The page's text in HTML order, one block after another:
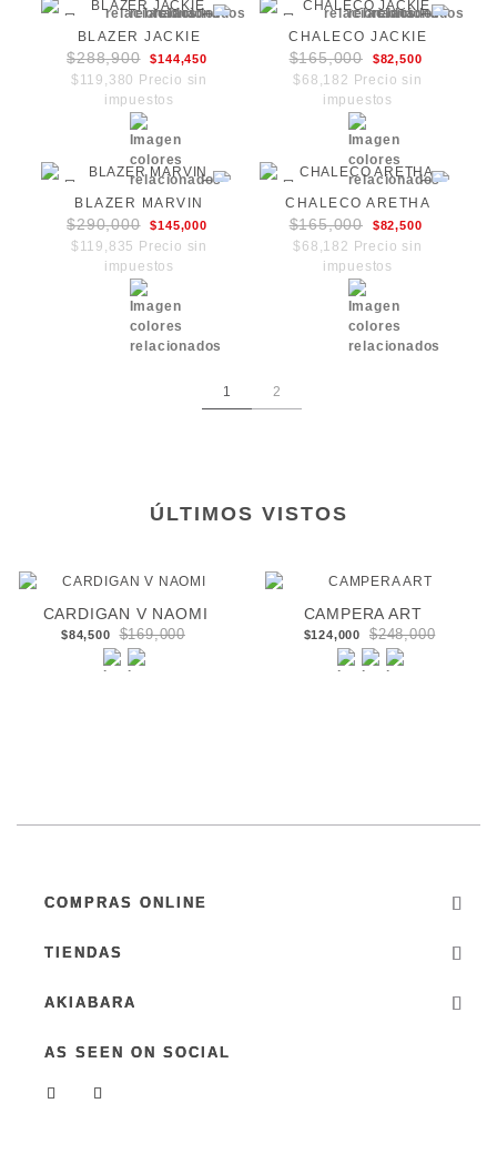
BLAZER JACKIE
$288,900 $144,450
$119,380 Precio sin
impuestos
CHALECO JACKIE
$165,000 $82,500
$68,182 Precio sin
impuestos
BLAZER MARVIN
$290,000 $145,000
$119,835 Precio sin
impuestos
CHALECO ARETHA
$165,000 $82,500
$68,182 Precio sin
impuestos
1 2
ÚLTIMOS VISTOS
CARDIGAN V NAOMI
$84,500 $169,000
CAMPERA ART
$124,000 $248,000
COMPRAS ONLINE
TIENDAS
AKIABARA
AS SEEN ON SOCIAL